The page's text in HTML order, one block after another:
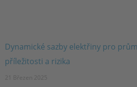
Dynamické sazby elektřiny pro
příležitosti a rizika
21 Březen 2025